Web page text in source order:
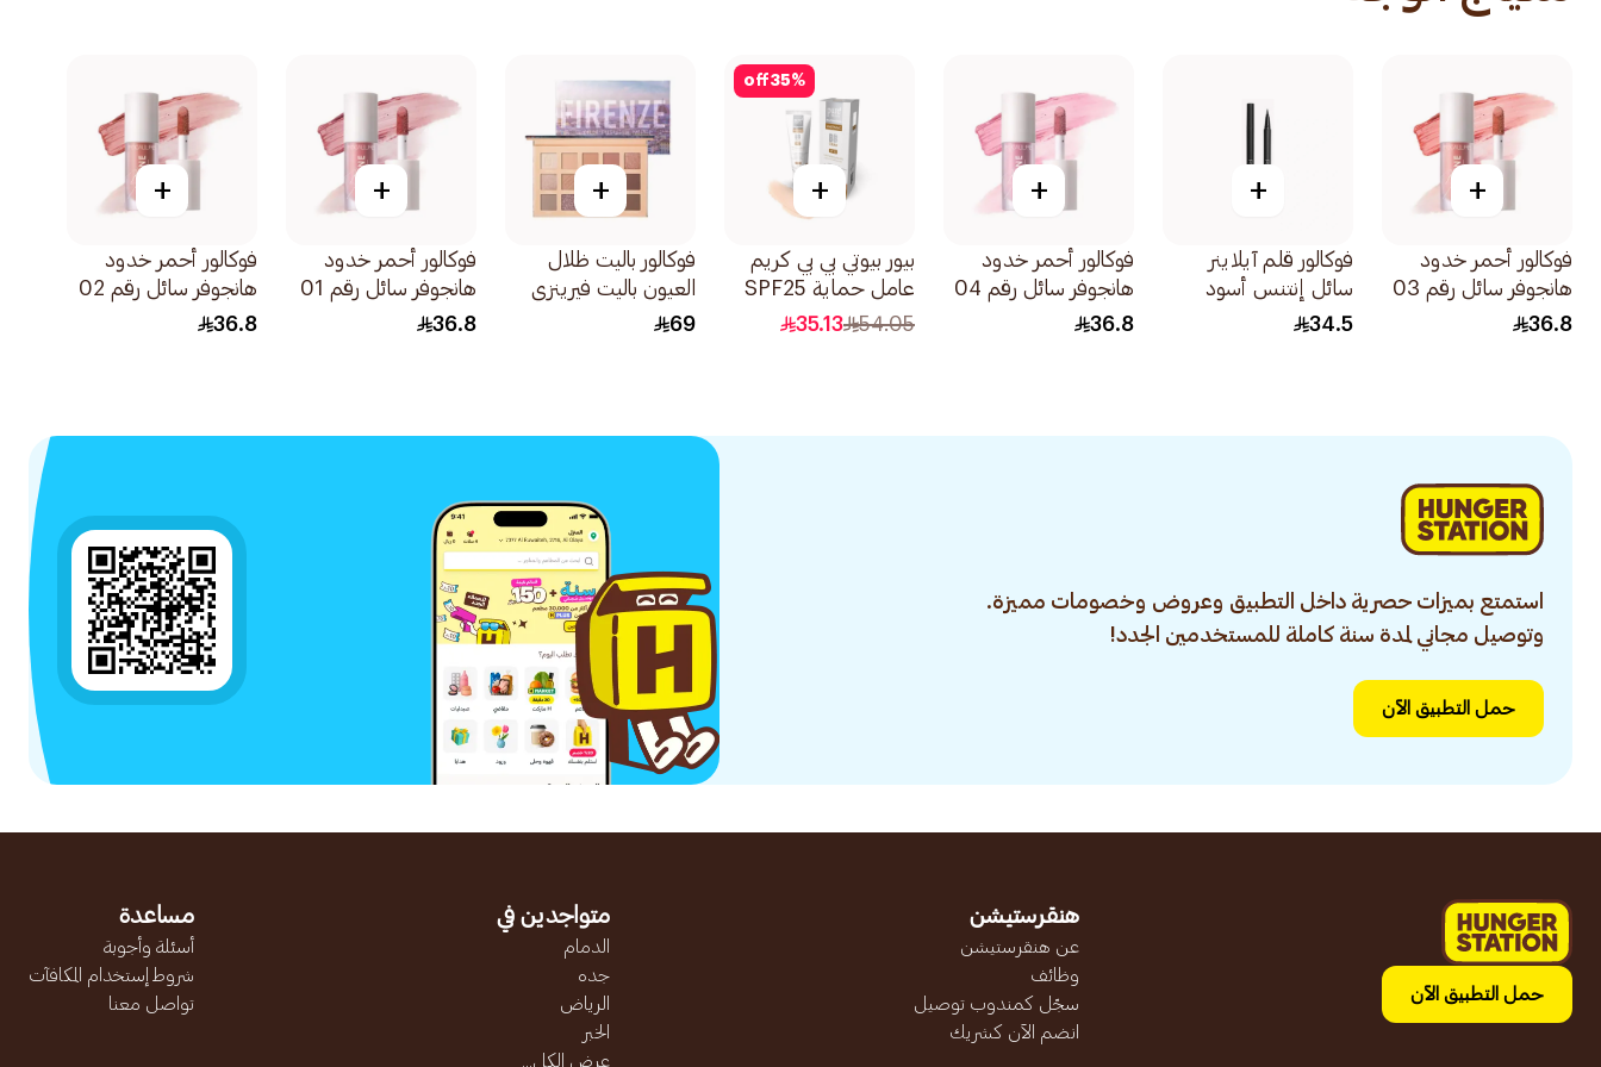
+
فوكالور أحمر خدود
هانجوفر سائل رقم 03
ريد واين 1قطعة
36.8
+
فوكالور قلم آيلاينر
سائل إنتنس أسود
1قطعة
34.5
+
فوكالور أحمر خدود
هانجوفر سائل رقم 04
ريد واين 1قطعة
36.8
35%
off
+
بيور بيوتي بي بي كريم
عامل حماية SPF25
متوسط 50مل
54.05
35.13
+
فوكالور باليت ظلال
العيون باليت فيرينزي
15 لون 1قطعة
69
+
فوكالور أحمر خدود
هانجوفر سائل رقم 01
ريد واين 1قطعة
36.8
+
فوكالور أحمر خدود
هانجوفر سائل رقم 02
ريد واين 1قطعة
36.8
استمتع بميزات حصرية داخل التطبيق وعروض وخصومات مميزة.
وتوصيل مجاني لمدة سنة كاملة للمستخدمين الجدد!
حمل التطبيق الآن
حمل التطبيق الآن
هنقرستيشن
عن هنقرستيشن
وظائف
سجّل كمندوب توصيل
انضم الآن كشريك
متواجدين في
الدمام
جده
الرياض
الخبر
عرض الكل...
مساعدة
أسئلة وأجوبة
شروط إستخدام المكافآت
تواصل معنا